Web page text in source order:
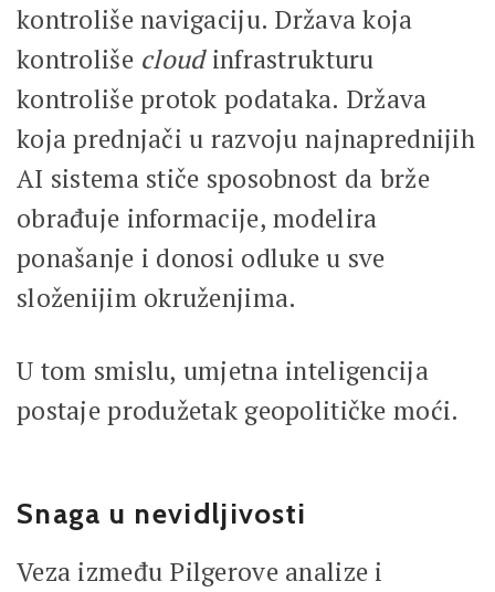
kontroliše navigaciju. Država koja
kontroliše cloudinfrastrukturu
kontroliše protok podataka. Država
koja prednjači u razvoju najnaprednijih
AI sistema stiče sposobnost da brže
obrađuje informacije, modelira
ponašanje i donosi odluke u sve
složenijim okruženjima.
U tom smislu, umjetna inteligencija
postaje produžetak geopolitičke moći.
Snaga u nevidljivosti
Veza između Pilgerove analize i